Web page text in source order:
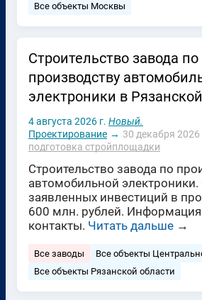
Все объекты Москвы
Строительство завода по
производству
электроники в
4 августа 2026 г. Новый.
Проектирование → 30 декабря 2026
подготовка стройплощадки
Строительство завода по
автомобильной
заявленных инвестиций в
600 млн. рублей. Информация
контакты. Читать дальше →
Все заводы
Все объекты
Все объекты Рязанской области